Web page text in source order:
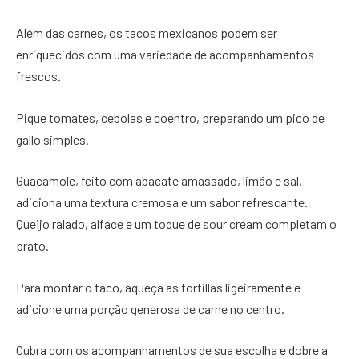
Além das carnes, os tacos mexicanos podem ser
enriquecidos com uma variedade de acompanhamentos
frescos.
Pique tomates, cebolas e coentro, preparando um pico de
gallo simples.
Guacamole, feito com abacate amassado, limão e sal,
adiciona uma textura cremosa e um sabor refrescante.
Queijo ralado, alface e um toque de sour cream completam o
prato.
Para montar o taco, aqueça as tortillas ligeiramente e
adicione uma porção generosa de carne no centro.
Cubra com os acompanhamentos de sua escolha e dobre a